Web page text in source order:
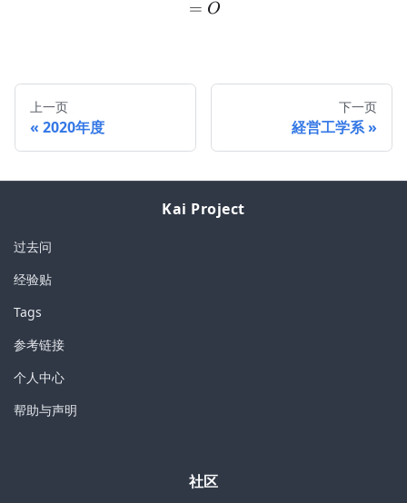
= O
上一页
2020年度
下一页
経営工学系
Kai Project
过去问
经验贴
Tags
参考链接
个人中心
帮助与声明
社区